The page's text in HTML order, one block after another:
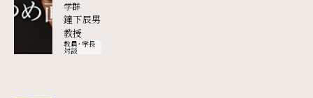
学群
鐘下辰男
教授
教員・学長
対談